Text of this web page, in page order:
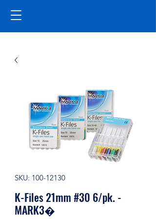
SKU: 100-12130
K-Files 21mm #30 6/pk. -
MARK3�